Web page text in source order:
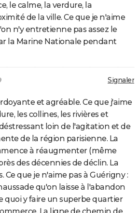
le calme, la verdure, la
de la ville. Ce que je n'aime
n'y entretienne pas assez le
la Marine Nationale pendant
Signaler
et agréable. Ce que j'aime
les collines, les rivières et
loin de l'agitation et de
de la région parisienne. La
à réaugmenter (même
des décennies de déclin. La
Ce que je n'aime pas à Guérigny :
qu'on laisse à l'abandon
quoi y faire un superbe quartier